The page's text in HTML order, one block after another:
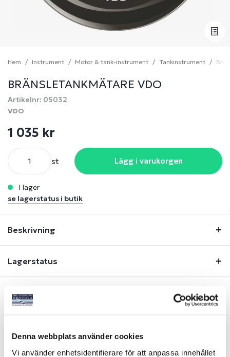
Denna webbplats använder cookies
Vi använder enhetsidentifierare för att anpassa innehållet
Hem Instrument Motor & tank-instrument Tankinstrument
BRÄNSLETANKMÄTARE VDO
Artikelnr: 05032
VDO
1 035 kr
st Lägg i varukorgen
i lager
se lagerstatus i butik
Beskrivning
Lagerstatus
Fråga om produkt
Liknande produkter